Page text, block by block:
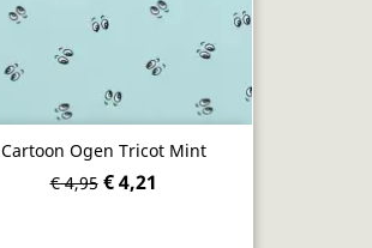
Cartoon Ogen Tricot Mint
€ 4,95 € 4,21